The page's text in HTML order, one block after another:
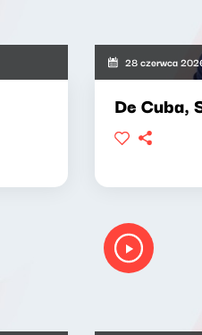
28 czerwca
De Cuba,